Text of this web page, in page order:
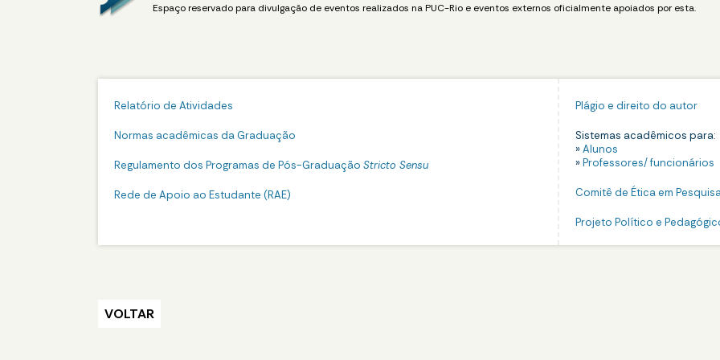
Espaço reservado para divulgação de eventos realizados na PUC-Rio e eventos externos oficialmente apoiados por esta.
Relatório de Atividades
Normas acadêmicas da Graduação
Regulamento dos Programas de Pós-Graduação Stricto Sensu
Rede de Apoio ao Estudante (RAE)
Plágio e direito do autor
Sistemas acadêmicos para:
»Alunos
»Professores/ funcionários
Comitê de Ética em
Projeto Político e
VOLTAR